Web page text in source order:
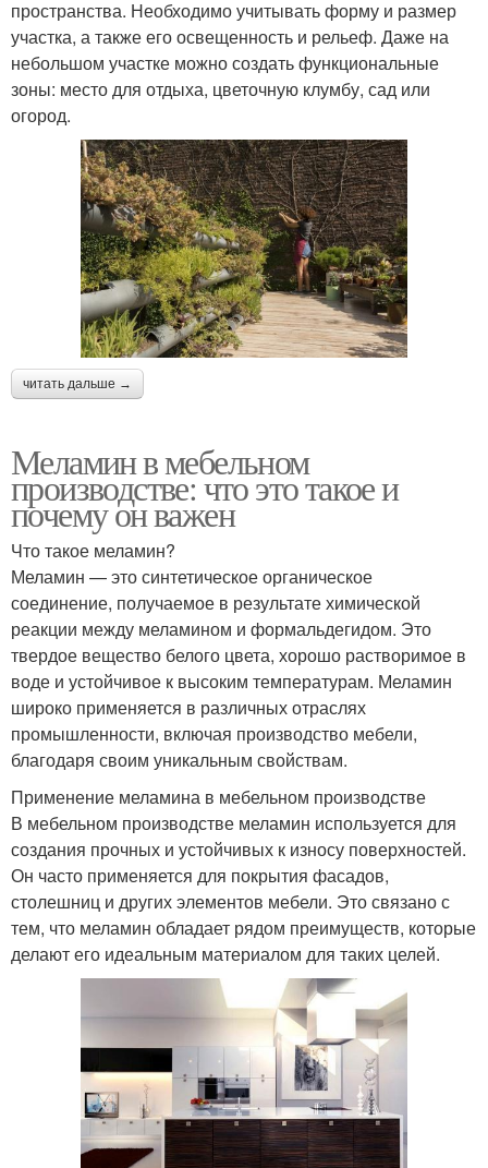
пространства. Необходимо учитывать форму и размер
участка, а также его освещенность и рельеф. Даже на
небольшом участке можно создать функциональные
зоны: место для отдыха, цветочную клумбу, сад или
огород.
читать дальше →
Меламин в мебельном
производстве: что это такое и
почему он важен
Что такое меламин?
Меламин — это синтетическое органическое
соединение, получаемое в результате химической
реакции между меламином и формальдегидом. Это
твердое вещество белого цвета, хорошо растворимое в
воде и устойчивое к высоким температурам. Меламин
широко применяется в различных отраслях
промышленности, включая производство мебели,
благодаря своим уникальным свойствам.
Применение меламина в мебельном производстве
В мебельном производстве меламин используется для
создания прочных и устойчивых к износу поверхностей.
Он часто применяется для покрытия фасадов,
столешниц и других элементов мебели. Это связано с
тем, что меламин обладает рядом преимуществ, которые
делают его идеальным материалом для таких целей.